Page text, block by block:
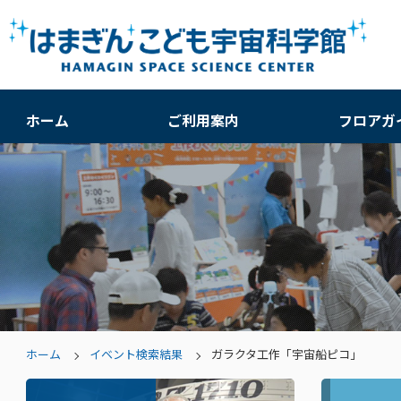
ホーム ご利用案内 フロアガ
ホーム イベント検索結果 ガラクタ工作「宇宙船ピコ」